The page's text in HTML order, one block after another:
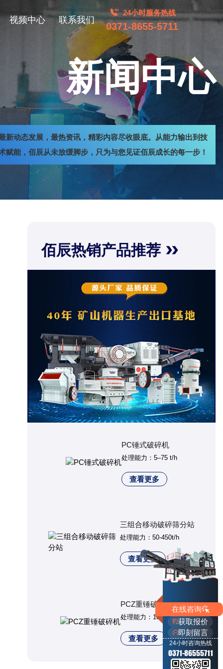
视频中心 联系我们
24小时服务热线
0371-8655-5711
新闻中心
新动态发展，最热资讯，精彩内容尽收眼底。从能力输出到技
赋能，佰辰从未放缓脚步，只为与您见证佰辰成长的每一步！
佰辰热销产品推荐
PC锤式破碎机
处理能力：5–75 t/h
查看更多
三组合移动破碎筛分站
处理能力：50-450t/h
查看更多
PCZ重锤破碎机
处理能力：100-700t/h
查看更多
在线咨询
获取报价
即刻留言
24小时咨询热线
0371-86555711